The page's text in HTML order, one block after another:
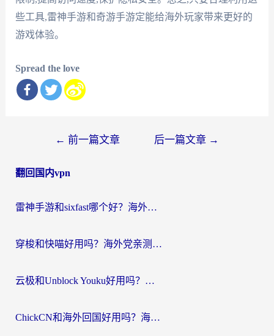
些工具,雷神手游和奇游手游定能给海外玩家带来更好的
游戏体验。
Spread the love
导
← 前一篇文章 后一篇文章 →
翻回国内vpn
雷神手游和sixfast哪个好？海外党亲测3款回国加速器，教你选对不踩坑
穿梭和快喵好用吗？海外党亲测：小众加速器对比+番茄加速器深度体验
云极和Unblock Youku好用吗？海外党亲测+2026回国加速器避坑指南
ChickCN和海外回国好用吗？海外党2026亲测：从手游到影音，选对加速器的3个关键